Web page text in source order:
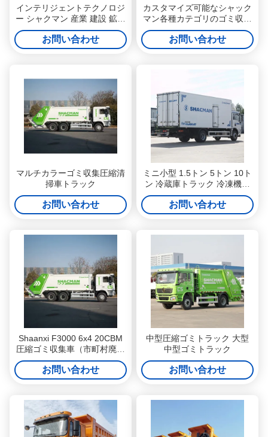
インテリジェントテクノロジ
ー シャクマン 産業 建設 鉱業
カーゴ輸送 トウトラクター
車両 トラック
お問い合わせ
カスタマイズ可能なシャック
マン各種カテゴリのゴミ収集
車
お問い合わせ
マルチカラーゴミ収集圧縮清
掃車トラック
お問い合わせ
ミニ小型 1.5トン 5トン 10ト
ン 冷蔵庫トラック 冷凍機ユ
ニット 肉輸送 冷蔵トラック
お問い合わせ
Shaanxi F3000 6x4 20CBM
圧縮ゴミ収集車（市町村廃棄
物収集用）
お問い合わせ
中型圧縮ゴミトラック 大型
中型ゴミトラック
お問い合わせ